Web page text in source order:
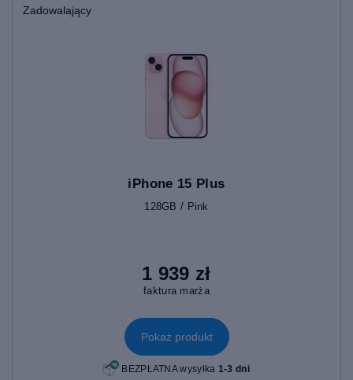
Zadowalający
iPhone 15 Plus
128GB / Pink
1 939 zł
faktura marża
Pokaż produkt
BEZPŁATNA wysyłka 1-3 dni